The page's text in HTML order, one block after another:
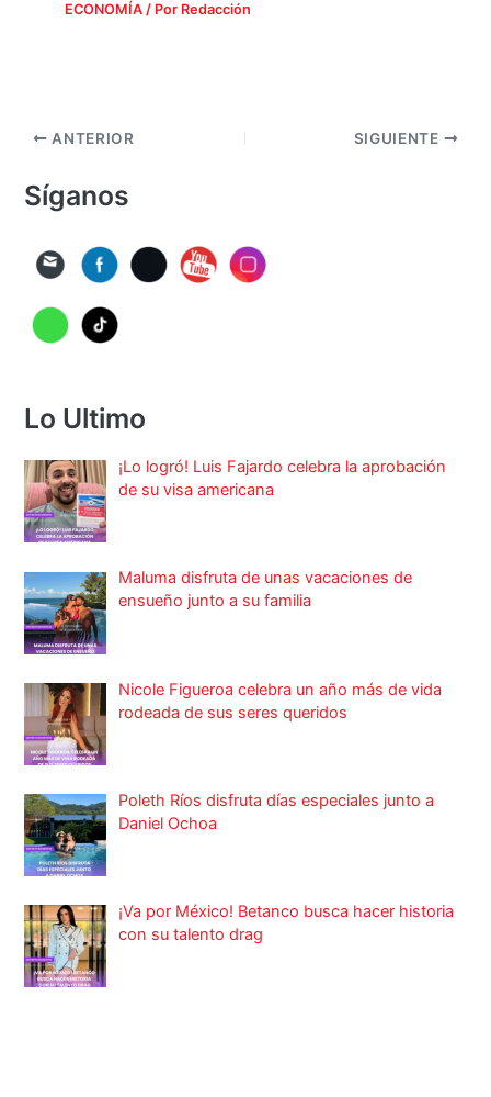
ECONOMÍA/ Por Redacción
ANTERIOR SIGUIENTE
Síganos
Lo Ultimo
¡Lo logró! Luis Fajardo celebra la aprobación
de su visa americana
Maluma disfruta de unas vacaciones de
ensueño junto a su familia
Nicole Figueroa celebra un año más de vida
rodeada de sus seres queridos
Poleth Ríos disfruta días especiales junto a
Daniel Ochoa
¡Va por México! Betanco busca hacer historia
con su talento drag